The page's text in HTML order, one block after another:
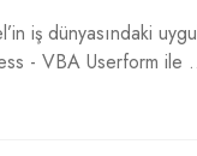
iş dünyasındaki
- VBA Userform ile ..